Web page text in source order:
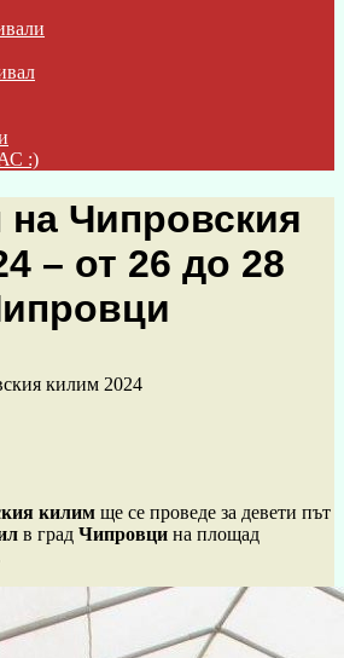
:)
Чипровския
– от 26 до 28
ĸилим ще се проведе за девети път
в град Чипpoвци нa плoщaд